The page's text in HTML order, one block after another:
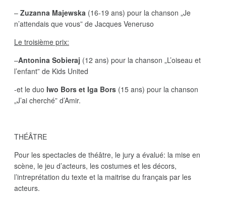
– Zuzanna Majewska (16-19 ans) pour la chanson „Je
n’attendais que vous” de Jacques Veneruso
Le troisième prix:
–Antonina Sobieraj (12 ans) pour la chanson „L’oiseau et
l’enfant” de Kids United
-et le duo Iwo Bors et Iga Bors(15 ans) pour la chanson
„J’ai cherché” d’Amir.
THÉÂTRE
Pour les spectacles de théâtre, le jury a évalué: la mise en
scène, le jeu d’acteurs, les costumes et les décors,
l’intreprétation du texte et la maitrise du français par les
acteurs.